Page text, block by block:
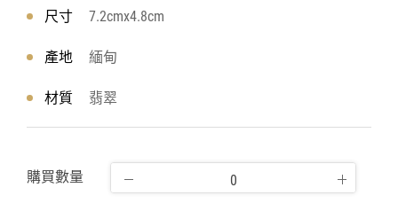
尺寸 7.2cmx4.8cm
產地 緬甸
材質 翡翠
購買數量